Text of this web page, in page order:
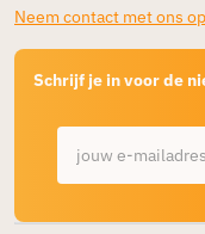
Neem contact met ons op
Schrijf je in voor de